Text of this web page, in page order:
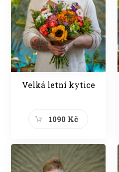
Velká letní kytice
1090 Kč